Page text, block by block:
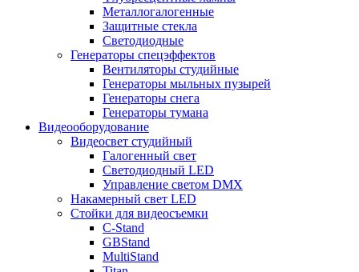
Металлогалогенные
Защитные стекла
Светодиодные
Генераторы спецэффектов
Вентиляторы студийные
Генераторы мыльных пузырей
Генераторы снега
Генераторы тумана
Видеооборудование
Видеосвет студийный
Галогенный свет
Светодиодный LED
Управление светом DMX
Накамерный свет LED
Стойки для видеосъемки
C-Stand
GBStand
MultiStand